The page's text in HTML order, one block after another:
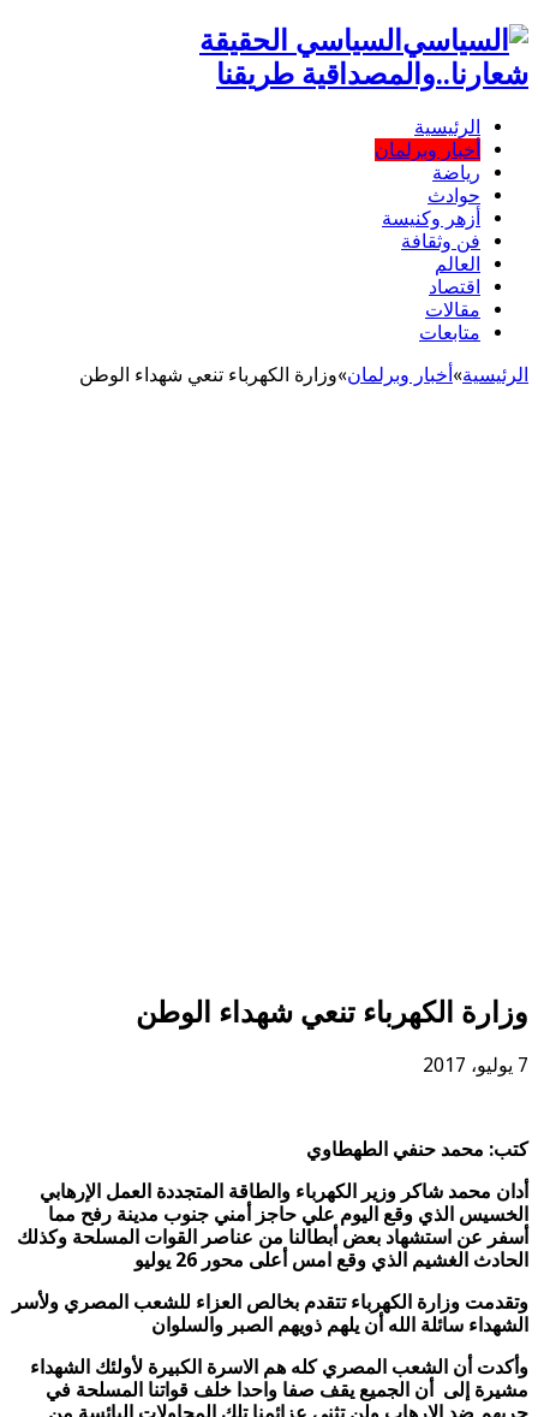
السياسي الحقيقة
شعارنا..والمصداقية طريقنا
الرئيسية
أخبار وبرلمان
رياضة
حوادث
أزهر وكنيسة
فن وثقافة
العالم
اقتصاد
مقالات
متابعات
الرئيسية»أخبار وبرلمان»وزارة الكهرباء تنعي شهداء الوطن
وزارة الكهرباء تنعي شهداء الوطن
7 يوليو، 2017
كتب: محمد حنفي الطهطاوي
أدان محمد شاكر وزير الكهرباء والطاقة المتجددة العمل اﻹرهابي
الخسيس الذي وقع اليوم علي حاجز أمني جنوب مدينة رفح مما
أسفر عن استشهاد بعض أبطالنا من عناصر القوات المسلحة وكذلك
الحادث الغشيم الذي وقع امس أعلى محور 26 يوليو
وتقدمت وزارة الكهرباء تتقدم بخالص العزاء للشعب المصري ولأسر
الشهداء سائلة الله أن يلهم ذويهم الصبر والسلوان
وأكدت أن الشعب المصري كله هم اﻻسرة الكبيرة لأولئك الشهداء
مشيرة إلى أن الجميع يقف صفا واحدا خلف قواتنا المسلحة في
حربهم ضد اﻹرهاب ولن تثني عزائمنا تلك المحاولات اليائسة من